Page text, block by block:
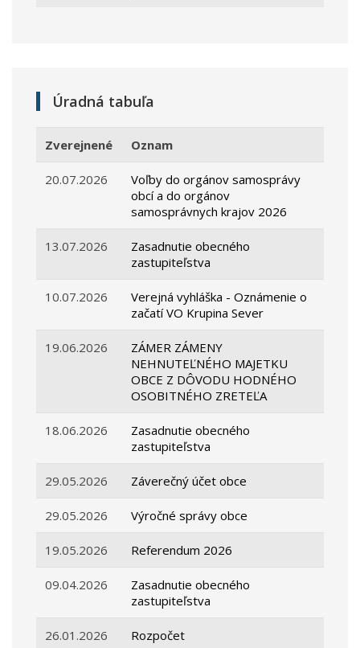
Úradná tabuľa
Zverejnené Oznam
20.07.2026
Voľby do orgánov samosprávy
obcí a do orgánov
samosprávnych krajov 2026
13.07.2026
Zasadnutie obecného
zastupiteľstva
10.07.2026
Verejná vyhláška - Oznámenie o
začatí VO Krupina Sever
19.06.2026
ZÁMER ZÁMENY
NEHNUTEĽNÉHO MAJETKU
OBCE Z DÔVODU HODNÉHO
OSOBITNÉHO ZRETEĽA
18.06.2026
Zasadnutie obecného
zastupiteľstva
29.05.2026 Záverečný účet obce
29.05.2026 Výročné správy obce
19.05.2026 Referendum 2026
09.04.2026
Zasadnutie obecného
zastupiteľstva
26.01.2026 Rozpočet